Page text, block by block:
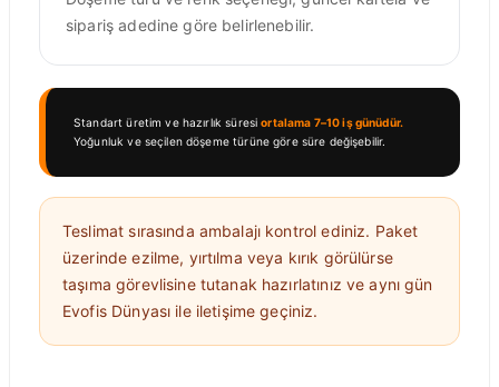
sipariş adedine göre belirlenebilir.
Standart üretim ve hazırlık süresiortalama 7–10 iş günüdür.
Yoğunluk ve seçilen döşeme türüne göre süre değişebilir.
Teslimat sırasında ambalajı kontrol ediniz. Paket
üzerinde ezilme, yırtılma veya kırık görülürse
taşıma görevlisine tutanak hazırlatınız ve aynı gün
Evofis Dünyası ile iletişime geçiniz.